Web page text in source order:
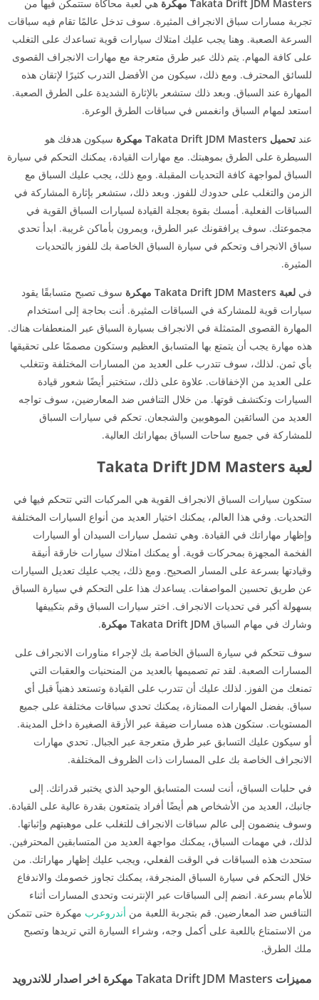
Takata Drift JDM Masters مهكرة
هي لعبة محاكاة ستتمكن فيها من
تجربة مسارات سباق الانجراف المثيرة. سوف تدخل عالمًا تقام فيه سباقات
السرعة الصعبة. وهنا يجب عليك امتلاك سيارات قوية تساعدك على التغلب
على كافة المهام. يتم ذلك عبر طرق متعرجة مع مهارات الانجراف القصوى
للسائق المحترف. ومع ذلك، سيكون من الأفضل التدرب كثيرًا لإتقان هذه
المهارة عند السباق. وبعد ذلك ستشعر بالإثارة الشديدة على الطرق الصعبة.
استعد لمهام السباق وانغمس في سباقات الطرق الوعرة.
عند تحميل Takata Drift JDM Masters مهكرة
سيكون هدفك هو
السيطرة على الطرق بموهبتك. مع مهارات القيادة، يمكنك التحكم في سيارة
السباق لمواجهة كافة التحديات المقبلة. ومع ذلك، يجب عليك السباق مع
الزمن والتغلب على حدودك للفوز. وبعد ذلك، ستشعر بإثارة المشاركة في
السباقات الفعلية. أمسك بقوة بعجلة القيادة لسيارات السباق القوية في
مجموعتك. سوف يرافقونك عبر الطرق، ويمرون بأماكن غريبة. ابدأ تحدي
سباق الانجراف وتحكم في سيارة السباق الخاصة بك للفوز بالتحديات
المثيرة.
في لعبة Takata Drift JDM Masters مهكرة
سوف تصبح متسابقًا يقود
سيارات قوية للمشاركة في السباقات المثيرة. أنت بحاجة إلى استخدام
المهارة القصوى المتمثلة في الانجراف بسيارة السباق عبر المنعطفات هناك.
هذه مهارة يجب أن يتمتع بها المتسابق العظيم وستكون مصممًا على تحقيقها
بأي ثمن. لذلك، سوف تتدرب على العديد من المسارات المختلفة وتتغلب
على العديد من الإخفاقات. علاوة على ذلك، ستختبر أيضًا شعور قيادة
السيارات وتكتشف قوتها. من خلال التنافس ضد المعارضين، سوف تواجه
العديد من السائقين الموهوبين والشجعان. تحكم في سيارات السباق
للمشاركة في جميع ساحات السباق بمهاراتك العالية.
لعبة Takata Drift JDM Masters
ستكون سيارات السباق الانجراف القوية هي المركبات التي تتحكم فيها في
التحديات. وفي هذا العالم، يمكنك اختيار العديد من أنواع السيارات المختلفة
وإظهار مهاراتك في القيادة. وهي تشمل سيارات السيدان أو السيارات
الفخمة المجهزة بمحركات قوية. أو يمكنك امتلاك سيارات خارقة أنيقة
وقيادتها بسرعة على المسار الصحيح. ومع ذلك، يجب عليك تعديل السيارات
عن طريق تحسين المواصفات. يساعدك هذا على التحكم في سيارة السباق
بسهولة أكبر في تحديات الانجراف. اختر سيارات السباق وقم بتكييفها
وشارك في مهام السباق Takata Drift JDM مهكرة .
سوف تتحكم في سيارة السباق الخاصة بك لإجراء مناورات الانجراف على
المسارات الصعبة. لقد تم تصميمها بالعديد من المنحنيات والعقبات التي
تمنعك من الفوز. لذلك عليك أن تتدرب على القيادة وتستعد ذهنياً قبل أي
سباق. بفضل المهارات الممتازة، يمكنك تحدي سباقات مختلفة على جميع
المستويات. ستكون هذه مسارات ضيقة عبر الأزقة الصغيرة داخل المدينة.
أو سيكون عليك التسابق عبر طرق متعرجة عبر الجبال. تحدي مهارات
الانجراف الخاصة بك على المسارات ذات الظروف المختلفة.
في حلبات السباق، أنت لست المتسابق الوحيد الذي يختبر قدراتك. إلى
جانبك، العديد من الأشخاص هم أيضًا أفراد يتمتعون بقدرة عالية على القيادة.
وسوف ينضمون إلى عالم سباقات الانجراف للتغلب على موهبتهم وإثباتها.
لذلك، في مهمات السباق، يمكنك مواجهة العديد من المتسابقين المحترفين.
ستحدث هذه السباقات في الوقت الفعلي، ويجب عليك إظهار مهاراتك. من
خلال التحكم في سيارة السباق المنجرفة، يمكنك تجاوز خصومك والاندفاع
للأمام بسرعة. انضم إلى السباقات عبر الإنترنت وتحدى المسارات أثناء
التنافس ضد المعارضين. قم بتجربة اللعبة من أندروعرب مهكرة حتى تتمكن
من الاستمتاع باللعبة على أكمل وجه، وشراء السيارة التي تريدها وتصبح
ملك الطرق.
مميزات Takata Drift JDM Masters مهكرة اخر اصدار للاندرويد